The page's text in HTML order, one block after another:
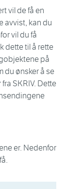
vil de få en
avvist, kan du
vil du få
dette til å rette
på
du ønsker å se
SKRIV. Dette
er. Nedenfor